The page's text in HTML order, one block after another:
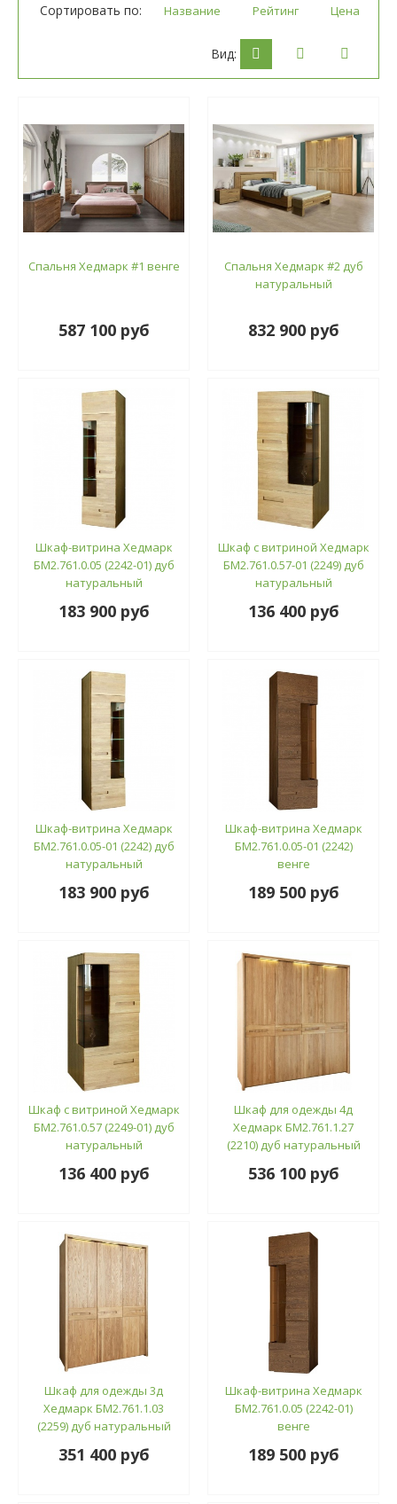
Сортировать по: Название Рейтинг Цена
Вид:
Спальня Хедмарк #1 венге
587 100 руб
Спальня Хедмарк #2 дуб
натуральный
832 900 руб
Шкаф-витрина Хедмарк
БМ2.761.0.05 (2242-01) дуб
натуральный
183 900 руб
Шкаф с витриной Хедмарк
БМ2.761.0.57-01 (2249) дуб
натуральный
136 400 руб
Шкаф-витрина Хедмарк
БМ2.761.0.05-01 (2242) дуб
натуральный
183 900 руб
Шкаф-витрина Хедмарк
БМ2.761.0.05-01 (2242)
венге
189 500 руб
Шкаф с витриной Хедмарк
БМ2.761.0.57 (2249-01) дуб
натуральный
136 400 руб
Шкаф для одежды 4д
Хедмарк БМ2.761.1.27
(2210) дуб натуральный
536 100 руб
Шкаф для одежды 3д
Хедмарк БМ2.761.1.03
(2259) дуб натуральный
351 400 руб
Шкаф-витрина Хедмарк
БМ2.761.0.05 (2242-01)
венге
189 500 руб